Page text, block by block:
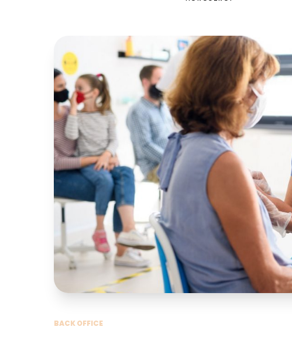
BACK OFFICE